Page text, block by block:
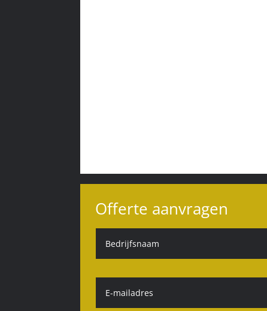
Offerte aanvragen